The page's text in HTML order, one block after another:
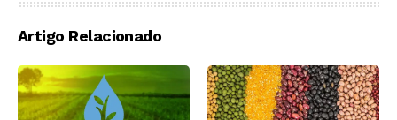
Artigo Relacionado